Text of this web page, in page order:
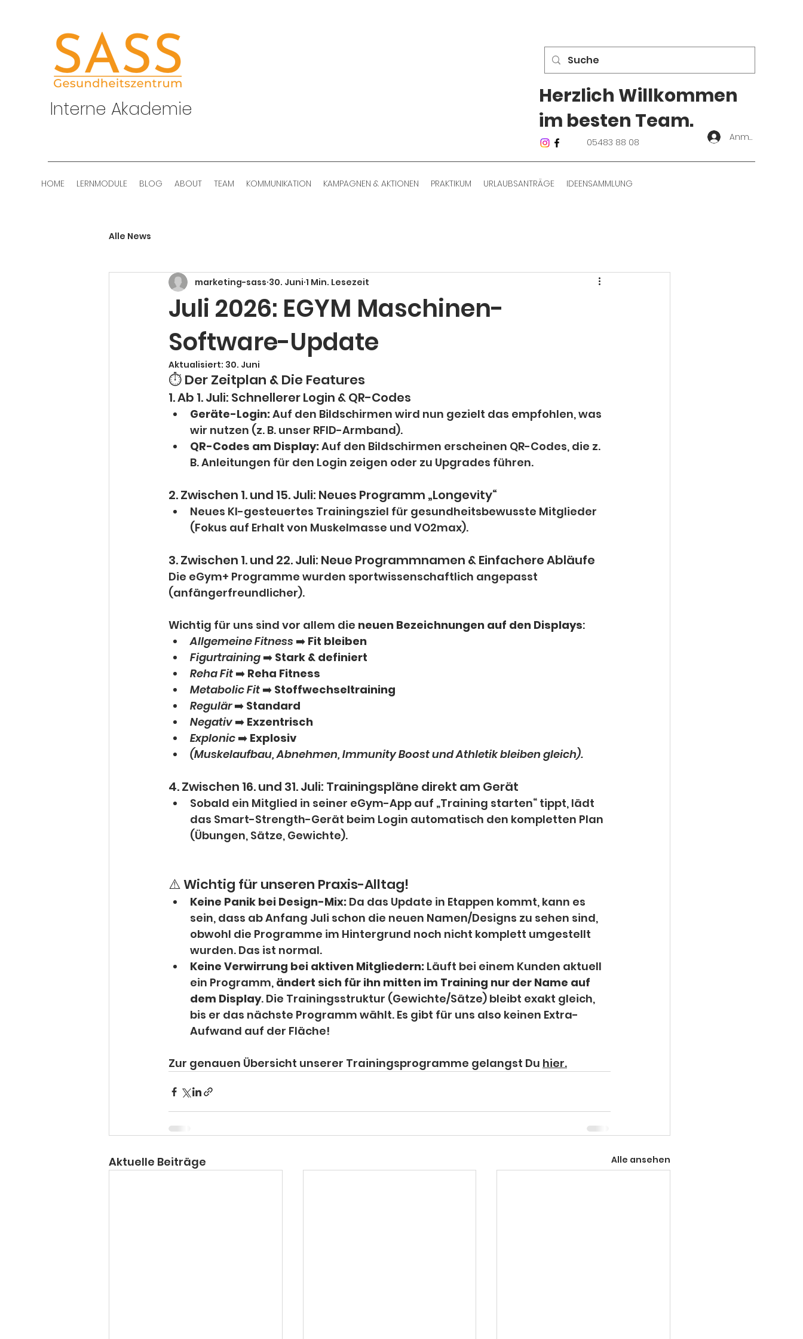
Interne Akademie
Herzlich Willkommen
im besten Team.
Anmelden
05483 88 08
HOME LERNMODULE BLOG ABOUT TEAM KOMMUNIKATION KAMPAGNEN & AKTIONEN PRAKTIKUM URLAUBSANTRÄGE IDEENSAMMLUNG
Alle News
Juli 2026: EGYM Maschinen-
Software-Update
marketing-sass 30. Juni 1 Min. Lesezeit
Aktualisiert: 30. Juni
⏱️ Der Zeitplan & Die Features
1. Ab 1. Juli: Schnellerer Login & QR-Codes
Geräte-Login: Auf den Bildschirmen wird nun gezielt das empfohlen, was
wir nutzen (z. B. unser RFID-Armband).
QR-Codes am Display: Auf den Bildschirmen erscheinen QR-Codes, die z.
B. Anleitungen für den Login zeigen oder zu Upgrades führen.
2. Zwischen 1. und 15. Juli: Neues Programm „Longevity“
Neues KI-gesteuertes Trainingsziel für gesundheitsbewusste Mitglieder
(Fokus auf Erhalt von Muskelmasse und VO2max).
3. Zwischen 1. und 22. Juli: Neue Programmnamen & Einfachere Abläufe
Die eGym+ Programme wurden sportwissenschaftlich angepasst
(anfängerfreundlicher).
Wichtig für uns sind vor allem die neuen Bezeichnungen auf den Displays:
Allgemeine Fitness ➡️ Fit bleiben
Figurtraining ➡️ Stark & definiert
Reha Fit ➡️ Reha Fitness
Metabolic Fit ➡️ Stoffwechseltraining
Regulär ➡️ Standard
Negativ ➡️ Exzentrisch
Explonic ➡️ Explosiv
(Muskelaufbau, Abnehmen, Immunity Boost und Athletik bleiben gleich).
4. Zwischen 16. und 31. Juli: Trainingspläne direkt am Gerät
Sobald ein Mitglied in seiner eGym-App auf „Training starten“ tippt, lädt
das Smart-Strength-Gerät beim Login automatisch den kompletten Plan
(Übungen, Sätze, Gewichte).
⚠️ Wichtig für unseren Praxis-Alltag!
Keine Panik bei Design-Mix: Da das Update in Etappen kommt, kann es
sein, dass ab Anfang Juli schon die neuen Namen/Designs zu sehen sind,
obwohl die Programme im Hintergrund noch nicht komplett umgestellt
wurden. Das ist normal.
Keine Verwirrung bei aktiven Mitgliedern: Läuft bei einem Kunden aktuell
ein Programm, ändert sich für ihn mitten im Training nur der Name auf
dem Display. Die Trainingsstruktur (Gewichte/Sätze) bleibt exakt gleich,
bis er das nächste Programm wählt. Es gibt für uns also keinen Extra-
Aufwand auf der Fläche!
Zur genauen Übersicht unserer Trainingsprogramme gelangst Du hier.
Aktuelle Beiträge Alle ansehen